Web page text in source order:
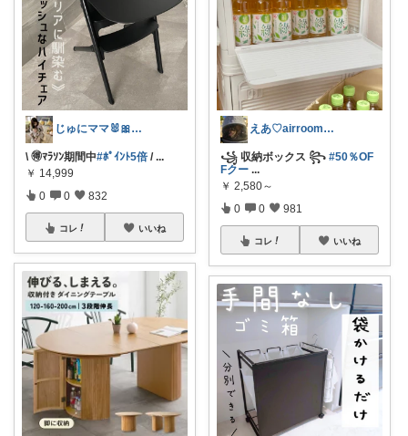
じゅにママ🐰🎀2yboyワーママ
\ 🉐ﾏﾗｿﾝ期間中#ﾎﾟｲﾝﾄ5倍 /...
￥ 14,999
0 0 832
コレ いいね
えあ♡airroom❀ラクして整う暮らし
꧁ 収納ボックス ꧂ #50％OF
Fクー ...
￥ 2,580～
0 0 981
コレ いいね